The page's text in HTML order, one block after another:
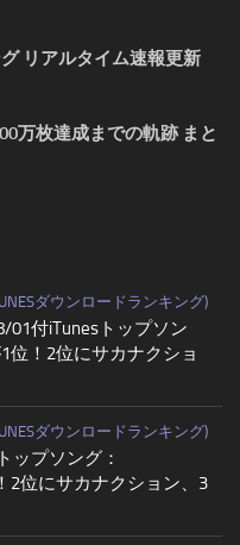
リアルタイム速報更新
万枚達成までの軌跡 まと
ダウンロードランキング)
01付iTunesトップソン
位！2位にサカナクショ
ダウンロードランキング)
ップソング：
2位にサカナクション、3